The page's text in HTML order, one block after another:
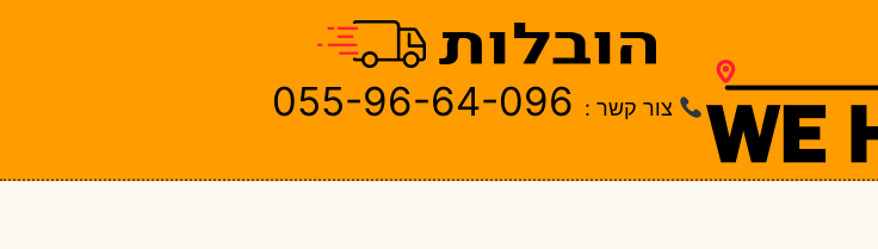
צור קשר : 055-96-64-096